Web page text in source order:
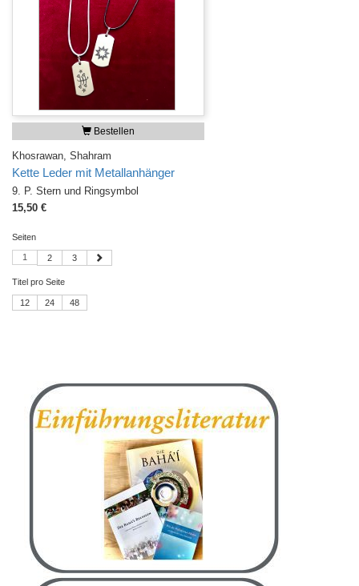
Bestellen
Khosrawan, Shahram
Kette Leder mit Metallanhänger
9. P. Stern und Ringsymbol
15,50 €
Seiten
1 2 3
Titel pro Seite
12 24 48